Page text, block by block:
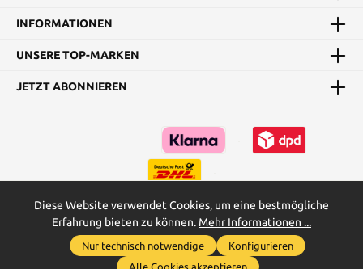
INFORMATIONEN
UNSERE TOP-MARKEN
JETZT ABONNIEREN
Kataloge Maßtabellen & Grundanleitungen
* Alle Preise inkl. gesetzl. Mehrwertsteuer zzgl. Versandkosten
Werkzeugleiste anzeigen
Diese Website verwendet Cookies, um eine bestmögliche
Erfahrung bieten zu können. Mehr Informationen ...
Nur technisch notwendige
Konfigurieren
Alle Cookies akzeptieren